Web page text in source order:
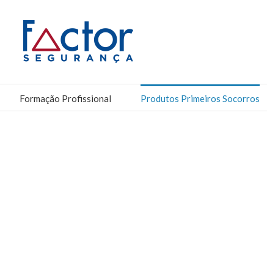
Formação Profissional Produtos Primeiros Socorros